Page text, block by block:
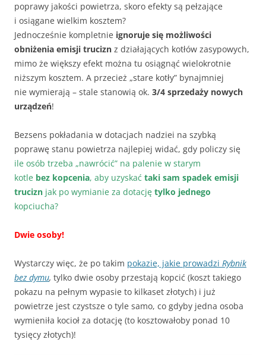
poprawy jakości powietrza, skoro efekty są pełzające
i osiągane wielkim kosztem?
Jednocześnie kompletnie ignoruje się możliwości
obniżenia emisji trucizn z działających kotłów zasypowych,
mimo że większy efekt można tu osiągnąć wielokrotnie
niższym kosztem. A przecież „stare kotły” bynajmniej
nie wymierają – stale stanowią ok. 3/4 sprzedaży nowych
urządzeń!
Bezsens pokładania w dotacjach nadziei na szybką
poprawę stanu powietrza najlepiej widać, gdy policzy się
ile osób trzeba „nawrócić” na palenie w starym
kotle bez kopcenia, aby uzyskać taki sam spadek emisji
trucizn jak po wymianie za dotację tylko jednego
kopciucha?
Dwie osoby!
Wystarczy więc, że po takim pokazie, jakie prowadzi Rybnik
bez dymu, tylko dwie osoby przestają kopcić (koszt takiego
pokazu na pełnym wypasie to kilkaset złotych) i już
powietrze jest czystsze o tyle samo, co gdyby jedna osoba
wymieniła kocioł za dotację (to kosztowałoby ponad 10
tysięcy złotych)!